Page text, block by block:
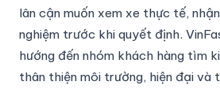
lân cận muốn xem xe thực tế,
nghiệm trước khi quyết định.
hướng đến nhóm khách hàng tìm
thân thiện môi trường, hiện đại và